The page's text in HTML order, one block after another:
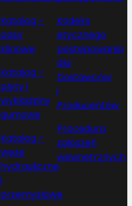
Katalog –
pasy
klinowe
Katalog –
płyty i
wykładziny
gumowe
Katalog –
węże
hydrauliczne
i
przemysłowe
Kodeks
etycznego
postępowania
dla
Dostawców
i
Producentów
Procedura
zgłoszeń
wewnętrznych